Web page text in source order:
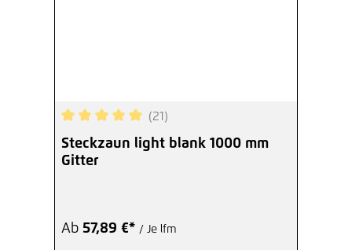
Durchschnittliche Bewertung von 5 von 5
(21)
Steckzaun light blank 1000 mm
Gitter
Ab 57,89 €* / Je lfm